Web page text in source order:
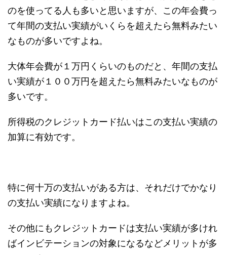
のを使ってる人も多いと思いますが、この年会費っ
て年間の支払い実績がいくらを超えたら無料みたい
なものが多いですよね。
大体年会費が１万円くらいのものだと、年間の支払
い実績が１００万円を超えたら無料みたいなものが
多いです。
所得税のクレジットカード払いはこの支払い実績の
加算に有効です。
特に何十万の支払いがある方は、それだけでかなり
の支払い実績になりますよね。
その他にもクレジットカードは支払い実績が多けれ
ばインビテーションの対象になるなどメリットが多